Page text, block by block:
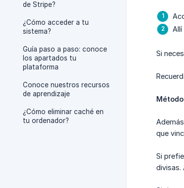
de Stripe?
¿Cómo acceder a tu
sistema?
Guía paso a paso: conoce
los apartados tu
plataforma
Conoce nuestros recursos
de aprendizaje
¿Cómo eliminar caché en
tu ordenador?
Si
que
Si
divisas.